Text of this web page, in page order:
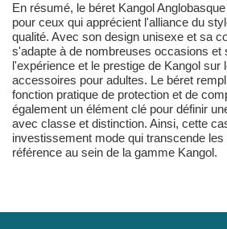
En résumé, le béret Kangol
pour ceux qui apprécient l'alliance du
qualité. Avec son design unisexe et sa
s'adapte à de nombreuses occasions et
l'expérience et le prestige de Kangol sur
accessoires pour adultes. Le béret
fonction pratique de protection et de
également un élément clé pour définir
avec classe et distinction. Ainsi, cette
investissement mode qui transcende
référence au sein de la gamme Kangol.